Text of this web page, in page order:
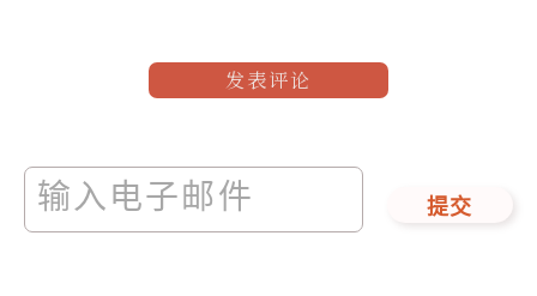
发表评论
提交